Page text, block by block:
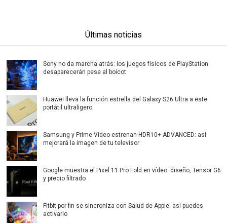
Últimas noticias
Sony no da marcha atrás: los juegos físicos de PlayStation
desaparecerán pese al boicot
Huawei lleva la función estrella del Galaxy S26 Ultra a este
portátil ultraligero
Samsung y Prime Video estrenan HDR10+ ADVANCED: así
mejorará la imagen de tu televisor
Google muestra el Pixel 11 Pro Fold en vídeo: diseño, Tensor G6
y precio filtrado
Fitbit por fin se sincroniza con Salud de Apple: así puedes
activarlo